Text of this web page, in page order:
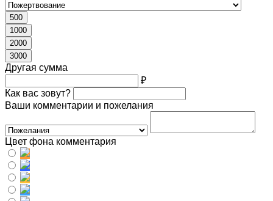
500
1000
2000
3000
Другая сумма
₽
Как вас зовут?
Ваши комментарии и пожелания
Цвет фона комментария